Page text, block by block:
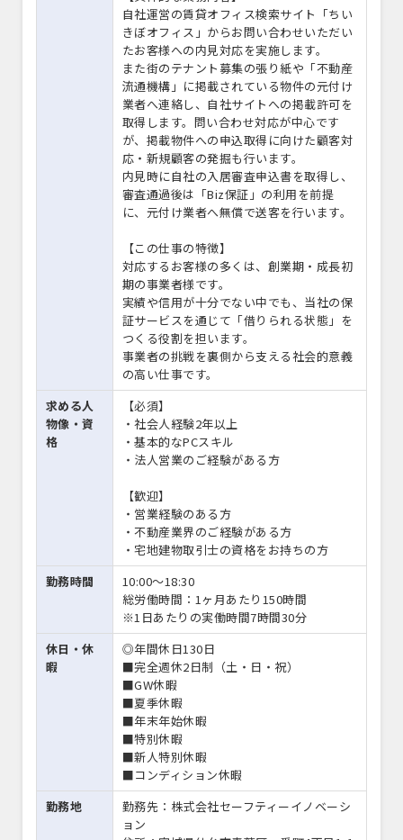
自社運営の賃貸オフィス検索サイト「ちい
きぼオフィス」からお問い合わせいただい
たお客様への内見対応を実施します。
また街のテナント募集の張り紙や「不動産
流通機構」に掲載されている物件の元付け
業者へ連絡し、自社サイトへの掲載許可を
取得します。問い合わせ対応が中心です
が、掲載物件への申込取得に向けた顧客対
応・新規顧客の発掘も行います。
内見時に自社の入居審査申込書を取得し、
審査通過後は「Biz保証」の利用を前提
に、元付け業者へ無償で送客を行います。
【この仕事の特徴】
対応するお客様の多くは、創業期・成長初
期の事業者様です。
実績や信用が十分でない中でも、当社の保
証サービスを通じて「借りられる状態」を
つくる役割を担います。
事業者の挑戦を裏側から支える社会的意義
の高い仕事です。
求める人
物像・資
格
【必須】
・社会人経験2年以上
・基本的なPCスキル
・法人営業のご経験がある方
【歓迎】
・営業経験のある方
・不動産業界のご経験がある方
・宅地建物取引士の資格をお持ちの方
勤務時間
10:00〜18:30
総労働時間：1ヶ月あたり150時間
※1日あたりの実働時間7時間30分
休日・休
暇
◎年間休日130日
■完全週休2日制（土・日・祝）
■GW休暇
■夏季休暇
■年末年始休暇
■特別休暇
■新人特別休暇
■コンディション休暇
勤務地
勤務先：株式会社セーフティーイノベーシ
ョン